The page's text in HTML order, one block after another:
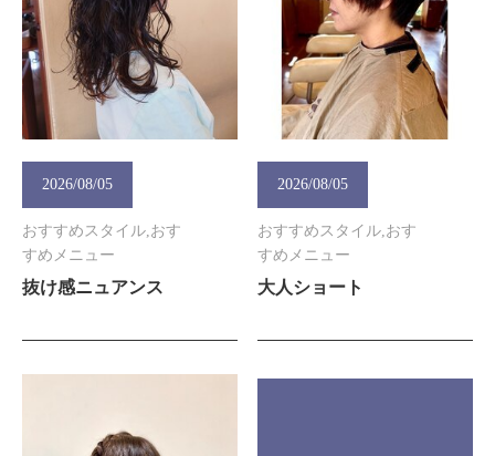
2026/08/05
おすすめスタイル,おす
すめメニュー
抜け感ニュアンス
2026/08/05
おすすめスタイル,おす
すめメニュー
大人ショート